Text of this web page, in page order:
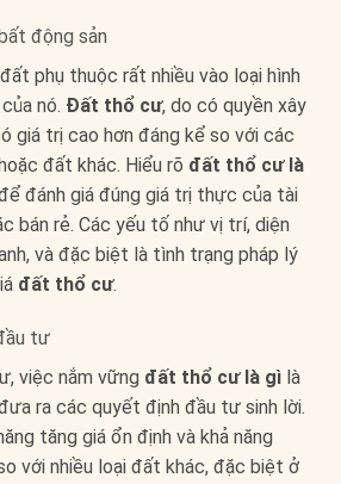
động sản
phụ thuộc rất nhiều vào loại hình
nó. Đất thổ cư, do có quyền xây
giá trị cao hơn đáng kể so với các
đất khác. Hiểu rõ đất thổ cư là
đánh giá đúng giá trị thực của tài
bán rẻ. Các yếu tố như vị trí, diện
và đặc biệt là tình trạng pháp lý
đất thổ cư.
tư
việc nắm vững đất thổ cư là gì là
ra các quyết định đầu tư sinh lời.
tăng giá ổn định và khả năng
với nhiều loại đất khác, đặc biệt ở